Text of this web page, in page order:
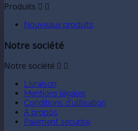
Produits  
Nouveaux produits
Notre société
Notre société  
Livraison
Mentions légales
Conditions d'utilisation
A propos
Paiement sécurisé